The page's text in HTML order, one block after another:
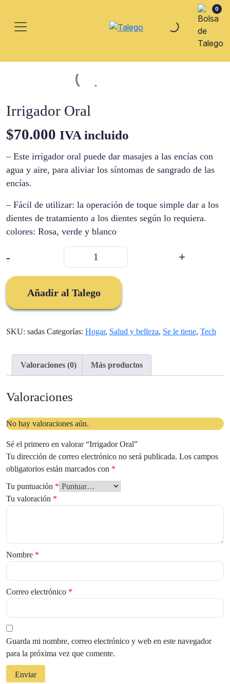
0
Irrigador Oral
$70.000 IVA incluido
– Este irrigador oral puede dar masajes a las encías con
agua y aire, para aliviar los síntomas de sangrado de las
encías.
– Fácil de utilizar: la operación de toque simple dar a los
dientes de tratamiento a los dientes según lo requiera.
colores: Rosa, verde y blanco
-
Irrigador
cantidad
+
Añadir al Talego
SKU: sadas Categorías: Hogar, Salud y belleza, Se le tiene, Tech
Valoraciones (0) Más productos
Valoraciones
No hay valoraciones aún.
Sé el primero en valorar “Irrigador Oral”
Tu dirección de correo electrónico no será publicada. Los campos
obligatorios están marcados con *
Tu puntuación *
Tu valoración *
Nombre *
Correo electrónico *
Guarda mi nombre, correo electrónico y web en este navegador
para la próxima vez que comente.